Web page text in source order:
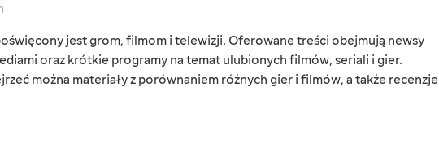
jest grom, filmom i telewizji. Oferowane treści obejmują newsy
oraz krótkie programy na temat ulubionych filmów, seriali i gier.
można materiały z porównaniem różnych gier i filmów, a także recenzje